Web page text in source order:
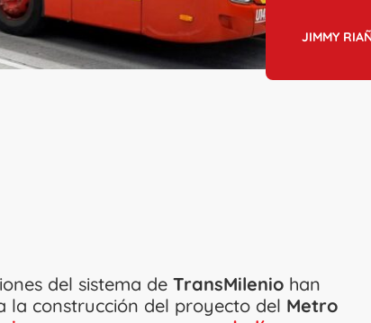
JIMMY
del sistema de TransMilenio han
la construcción del proyecto del Metro